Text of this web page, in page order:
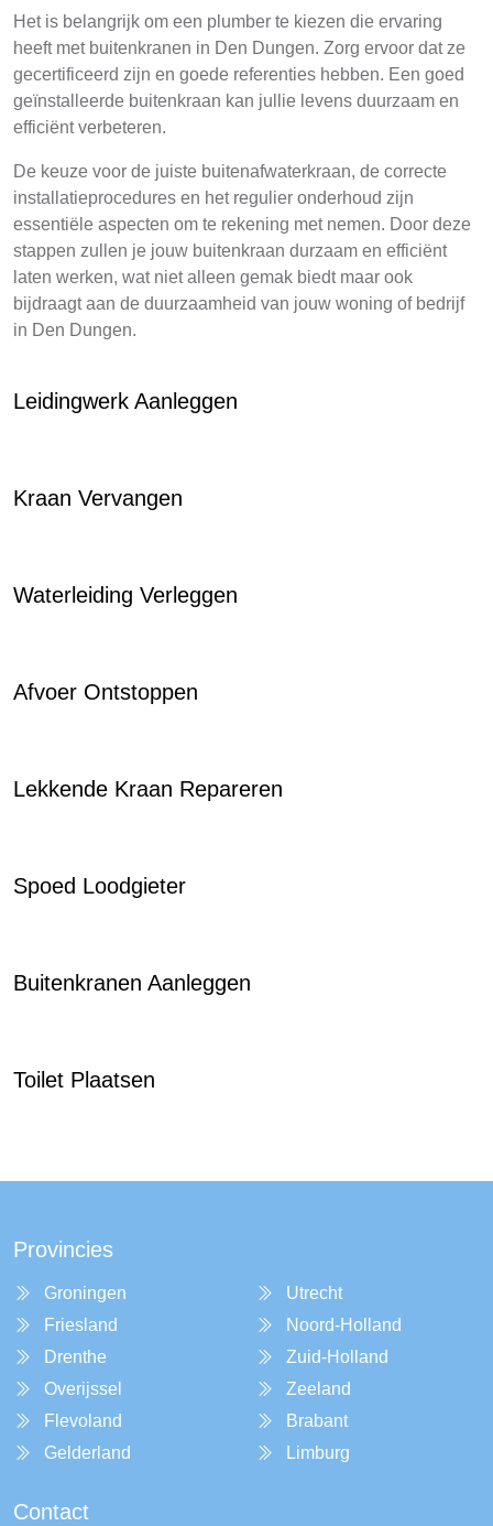
Het is belangrijk om een plumber te kiezen die ervaring
heeft met buitenkranen in Den Dungen. Zorg ervoor dat ze
gecertificeerd zijn en goede referenties hebben. Een goed
geïnstalleerde buitenkraan kan jullie levens duurzaam en
efficiënt verbeteren.
De keuze voor de juiste buitenafwaterkraan, de correcte
installatieprocedures en het regulier onderhoud zijn
essentiële aspecten om te rekening met nemen. Door deze
stappen zullen je jouw buitenkraan durzaam en efficiënt
laten werken, wat niet alleen gemak biedt maar ook
bijdraagt aan de duurzaamheid van jouw woning of bedrijf
in Den Dungen.
Leidingwerk Aanleggen
Kraan Vervangen
Waterleiding Verleggen
Afvoer Ontstoppen
Lekkende Kraan Repareren
Spoed Loodgieter
Buitenkranen Aanleggen
Toilet Plaatsen
Provincies
Groningen
Friesland
Drenthe
Overijssel
Flevoland
Gelderland
Utrecht
Noord-Holland
Zuid-Holland
Zeeland
Brabant
Limburg
Contact